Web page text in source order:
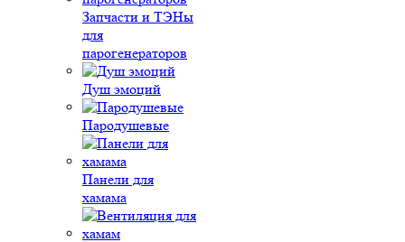
Запчасти и ТЭНы
для
парогенераторов
Душ эмоций
Пародушевые
Панели для
хамама